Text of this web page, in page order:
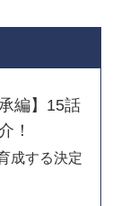
編】15話
！
成する決定